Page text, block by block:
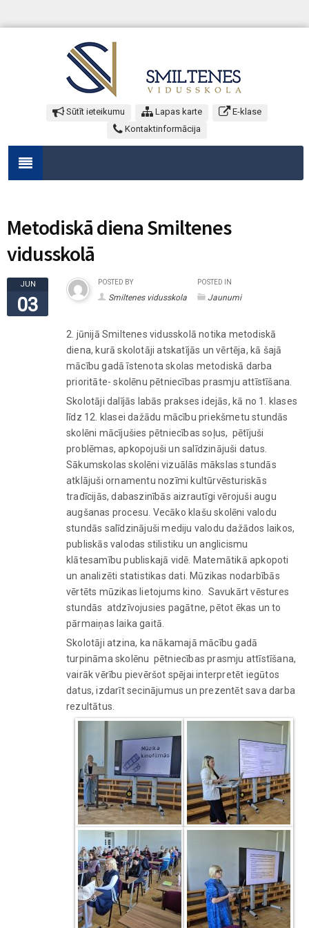
Sūtīt ieteikumu Lapas karte
E-klase
Kontaktinformācija
Metodiskā diena Smiltenes
vidusskolā
JUN
03
POSTED BY
Smiltenes vidusskola
POSTED IN
Jaunumi
2. jūnijā Smiltenes vidusskolā notika metodiskā
diena, kurā skolotāji atskatījās un vērtēja, kā šajā
mācību gadā īstenota skolas metodiskā darba
prioritāte- skolēnu pētniecības prasmju attīstīšana.
Skolotāji dalījās labās prakses idejās, kā no 1. klases
līdz 12. klasei dažādu mācību priekšmetu stundās
skolēni mācījušies pētniecības soļus, pētījuši
problēmas, apkopojuši un salīdzinājuši datus.
Sākumskolas skolēni vizuālās mākslas stundās
atklājuši ornamentu nozīmi kultūrvēsturiskās
tradīcijās, dabaszinībās aizrautīgi vērojuši augu
augšanas procesu. Vecāko klašu skolēni valodu
stundās salīdzinājuši mediju valodu dažādos laikos,
publiskās valodas stilistiku un anglicismu
klātesamību publiskajā vidē. Matemātikā apkopoti
un analizēti statistikas dati. Mūzikas nodarbībās
vērtēts mūzikas lietojums kino. Savukārt vēstures
stundās atdzīvojusies pagātne, pētot ēkas un to
pārmaiņas laika gaitā.
Skolotāji atzina, ka nākamajā mācību gadā
turpināma skolēnu pētniecības prasmju attīstīšana,
vairāk vērību pievēršot spējai interpretēt iegūtos
datus, izdarīt secinājumus un prezentēt sava darba
rezultātus.